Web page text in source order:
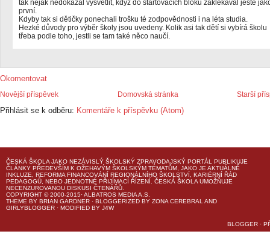
tak nějak nedokázal vysvětlit, když do startovacích bloků zaklekával ještě
první.
Kdyby tak si dětičky ponechali trošku té zodpovědnosti i na léta studia.
Hezké důvody pro výběr školy jsou uvedeny. Kolik asi tak dětí si vybírá školu
třeba podle toho, jestli se tam také něco naučí.
Okomentovat
Novější příspěvek Starší
Domovská stránka
Přihlásit se k odběru: Komentáře k příspěvku (Atom)
ČESKÁ ŠKOLA JAKO NEZÁVISLÝ ŠKOLSKÝ ZPRAVODAJSKÝ PORTÁL PUBLIKUJE
ČLÁNKY PŘEDEVŠÍM K OŽEHAVÝM ŠKOLSKÝM TÉMATŮM, JAKO JE AKTUÁLNĚ
INKLUZE, REFORMA FINANCOVÁNÍ REGIONÁLNÍHO ŠKOLSTVÍ, KARIÉRNÍ ŘÁD
PEDAGOGŮ, NEBO JEDNOTNÉ PŘIJÍMACÍ ŘÍZENÍ. ČESKÁ ŠKOLA UMOŽŇUJE
NECENZUROVANOU DISKUSI ČTENÁŘŮ.
COPYRIGHT © 2000-2015· ALBATROS MEDIA A.S.
THEME BY BRIAN GARDNER · BLOGGERIZED BY ZONA CEREBRAL AND
GIRLYBLOGGER · MODIFIED BY J4W
BLOGGER ·